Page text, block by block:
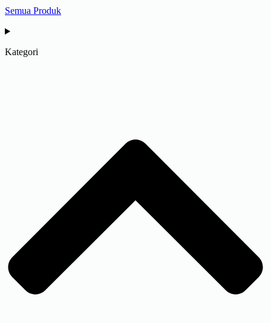
Semua Produk
Kategori